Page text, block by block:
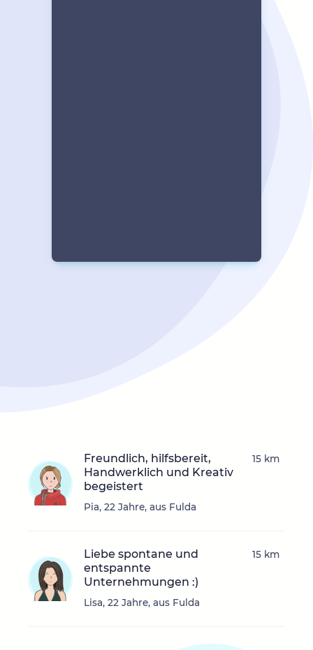
Freundlich, hilfsbereit,
Handwerklich und Kreativ
begeistert
Pia, 22 Jahre, aus Fulda
15 km
Liebe spontane und
entspannte
Unternehmungen :)
Lisa, 22 Jahre, aus Fulda
15 km